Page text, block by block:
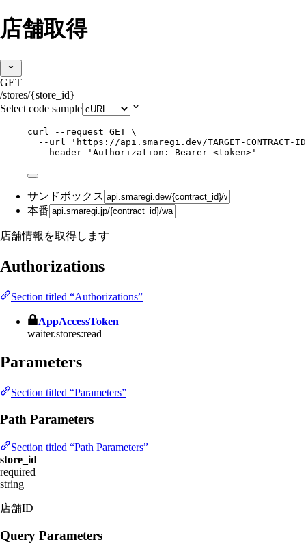
店舗取得
GET
/stores/{store_id}
Select code sample
curl --request GET \
--url
' https://api.smaregi.dev/TARGET-
--header
' Authorization: Bearer <token> '
サンドボックス
本番
店舗情報を取得します
Authorizations
Section titled “Authorizations”
AppAccessToken
waiter.stores:read
Parameters
Section titled “Parameters”
Path Parameters
Section titled “Path Parameters”
store_id
required
string
店舗ID
Query Parameters